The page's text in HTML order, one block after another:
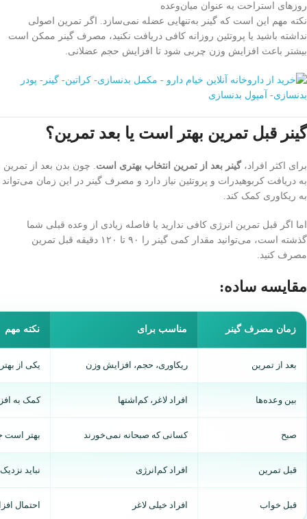
روزهای استراحت به عنوان میان‌وعده
نکته مهم این است که گینر به‌تنهایی عضله نمی‌سازد. اگر تمرین اصولی
نداشته باشید یا پروتئین روزانه کافی دریافت نکنید، مصرف گینر ممکن است
بیشتر باعث افزایش وزن چربی شود تا افزایش حجم عضلانی.
گینر قبل تمرین بهتر است یا بعد تمرین؟
برای اکثر افراد، گینر بعد از تمرین انتخاب بهتری است. چون بدن بعد از تمرین
به دریافت کربوهیدرات و پروتئین نیاز دارد و مصرف گینر در این زمان می‌تواند
به ریکاوری کمک کند.
اما اگر قبل تمرین انرژی کافی ندارید یا فاصله زیادی از وعده قبلی شما
گذشته است، می‌توانید مقدار کمی گینر را ۹۰ تا ۱۲۰ دقیقه قبل تمرین
مصرف کنید.
مقایسه ساده:
زمان مصرف گینر مناسب برای نکته مهم
بعد از تمرین ریکاوری، حجم، افزایش وزن یکی از
بین وعده‌ها افراد لاغر، کم‌اشتها کمک به
صبح کسانی که صبحانه نمی‌خورند بهتر است
قبل تمرین افراد کم‌انرژی نباید
قبل خواب افراد خیلی لاغر احتمال